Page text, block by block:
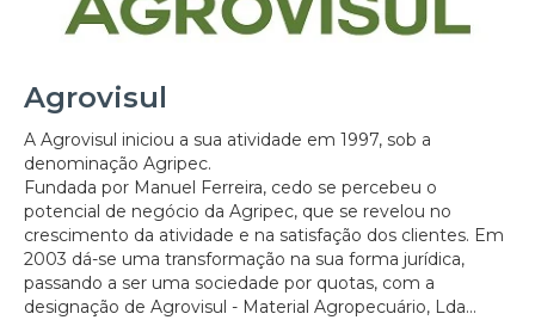
Agrovisul
A Agrovisul iniciou a sua atividade em 1997, sob a
denominação Agripec.
Fundada por Manuel Ferreira, cedo se percebeu o
potencial de negócio da Agripec, que se revelou no
crescimento da atividade e na satisfação dos clientes. Em
2003 dá-se uma transformação na sua forma jurídica,
passando a ser uma sociedade por quotas, com a
designação de Agrovisul - Material Agropecuário, Lda...